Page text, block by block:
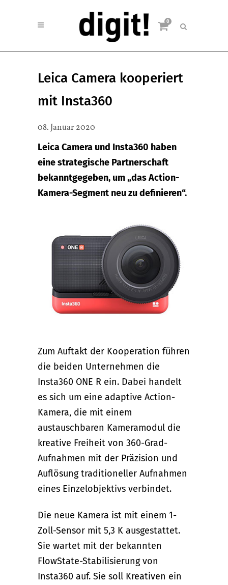
0
Leica Camera kooperiert
mit Insta360
08. Januar 2020
Leica Camera und Insta360 haben
eine strategische Partnerschaft
bekanntgegeben, um „das Action-
Kamera-Segment neu zu definieren“.
Zum Auftakt der Kooperation führen
die beiden Unternehmen die
Insta360 ONE R ein. Dabei handelt
es sich um eine adaptive Action-
Kamera, die mit einem
austauschbaren Kameramodul die
kreative Freiheit von 360-Grad-
Aufnahmen mit der Präzision und
Auflösung traditioneller Aufnahmen
eines Einzelobjektivs verbindet.
Die neue Kamera ist mit einem 1-
Zoll-Sensor mit 5,3 K ausgestattet.
Sie wartet mit der bekannten
FlowState-Stabilisierung von
Insta360 auf. Sie soll Kreativen ein